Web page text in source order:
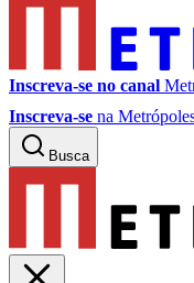
Inscreva-se no canal
Inscreva-se na
Busca